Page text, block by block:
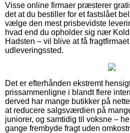
Visse online firmaer præsterer
det at du bestiller for et fastslået
vælge den mest prisbevidste
hvad end du opholder sig nær
Hadsten – vil blive at få
udleveringssted.
Det er efterhånden ekstremt
prissammenligne i blandt flere
derved har mange butikker på
at reducere salgsværdien på
juniorer, og samtidig til voksne –
gange frembyde fragt uden